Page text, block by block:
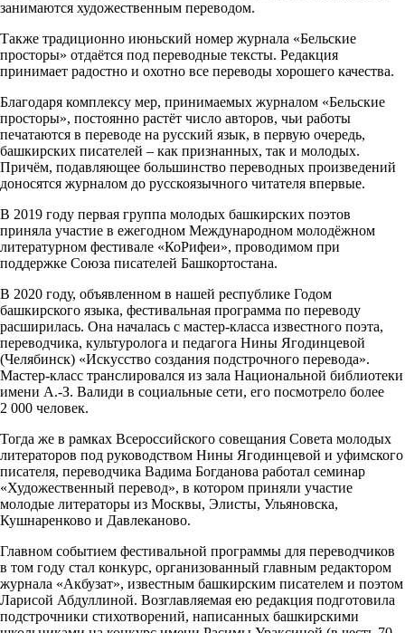
занимаются художественным переводом.
Также традиционно июньский номер журнала «Бельские
просторы» отдаётся под переводные тексты. Редакция
принимает радостно и охотно все переводы хорошего качества.
Благодаря комплексу мер, принимаемых журналом «Бельские
просторы», постоянно растёт число авторов, чьи работы
печатаются в переводе на русский язык, в первую очередь,
башкирских писателей – как признанных, так и молодых.
Причём, подавляющее большинство переводных произведений
доносятся журналом до русскоязычного читателя впервые.
В 2019 году первая группа молодых башкирских поэтов
приняла участие в ежегодном Международном молодёжном
литературном фестивале «КоРифеи», проводимом при
поддержке Союза писателей Башкортостана.
В 2020 году, объявленном в нашей республике Годом
башкирского языка, фестивальная программа по переводу
расширилась. Она началась с мастер-класса известного поэта,
переводчика, культуролога и педагога Нины Ягодинцевой
(Челябинск) «Искусство создания подстрочного перевода».
Мастер-класс транслировался из зала Национальной библиотеки
имени А.-З. Валиди в социальные сети, его посмотрело более
2 000 человек.
Тогда же в рамках Всероссийского совещания Совета молодых
литераторов под руководством Нины Ягодинцевой и уфимского
писателя, переводчика Вадима Богданова работал семинар
«Художественный перевод», в котором приняли участие
молодые литераторы из Москвы, Элисты, Ульяновска,
Кушнаренково и Давлеканово.
Главном событием фестивальной программы для переводчиков
в том году стал конкурс, организованный главным редактором
журнала «Акбузат», известным башкирским писателем и поэтом
Ларисой Абдуллиной. Возглавляемая ею редакция подготовила
подстрочники стихотворений, написанных башкирскими